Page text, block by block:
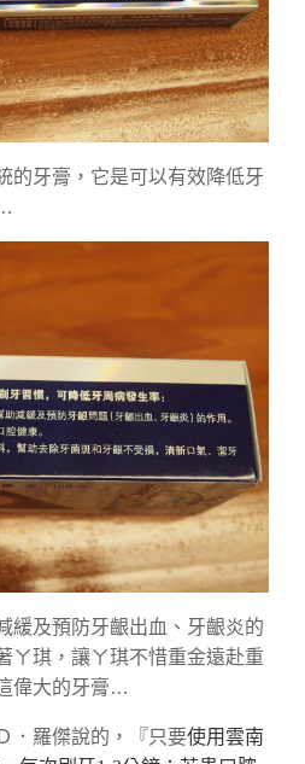
的牙膏，它是可以有效降低牙
緩及預防牙齦出血、牙齦炎的
ㄚ琪，讓ㄚ琪不惜重金遠赴重
偉大的牙膏…
．羅傑說的，『只要使用雲南